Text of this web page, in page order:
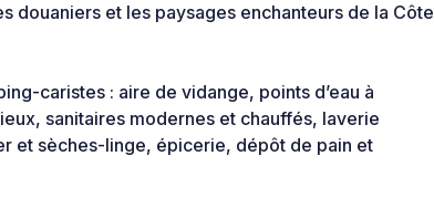
douaniers et les paysages enchanteurs de la Côte
caristes : aire de vidange, points d’eau à
sanitaires modernes et chauffés, laverie
et sèches-linge, épicerie, dépôt de pain et